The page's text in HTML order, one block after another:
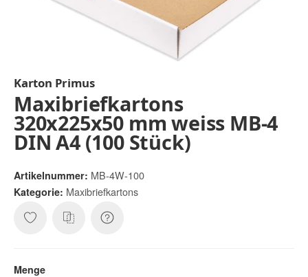
Karton Primus
Maxibriefkartons
320x225x50 mm weiss MB-4
DIN A4 (100 Stück)
Artikelnummer: MB-4W-100
Kategorie: Maxibriefkartons
Menge